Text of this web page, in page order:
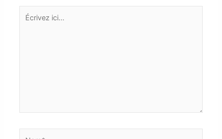
Écrivez
ici…